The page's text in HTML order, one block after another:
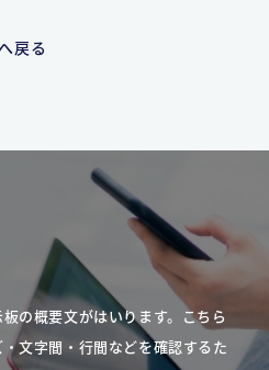
戻る
の概要文がはいります。こちら
文字間・行間などを確認するた